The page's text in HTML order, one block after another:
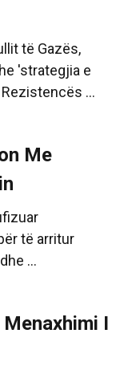
të Gazës,
'strategjia e
...
Me
të arritur
...
I